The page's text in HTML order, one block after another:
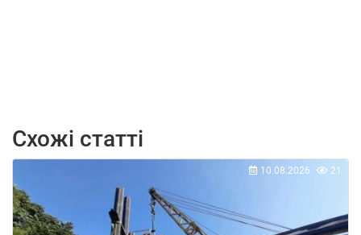
Схожі статті
10.08.2026 21